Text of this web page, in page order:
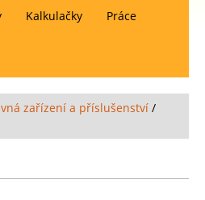
Kalkulačky Práce
zařízení a příslušenství /